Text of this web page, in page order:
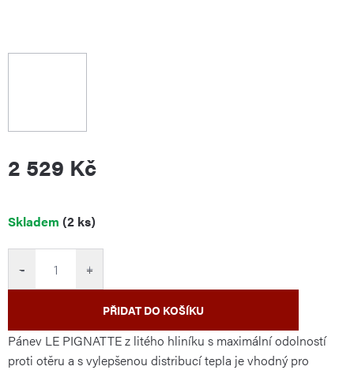
2 529 Kč
Měrná
Skladem (2 ks)
+
−
PŘIDAT DO KOŠÍKU
Pánev LE PIGNATTE z litého hliníku s maximální odolností
proti otěru a s vylepšenou distribucí tepla je vhodný pro